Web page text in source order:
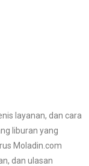
layanan, dan cara
liburan yang
Moladin.com
dan ulasan